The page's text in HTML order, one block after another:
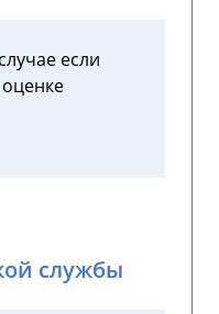
если
службы